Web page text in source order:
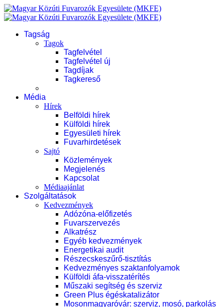
Tagság
Tagok
Tagfelvétel
Tagfelvétel új
Tagdíjak
Tagkereső
Média
Hírek
Belföldi hírek
Külföldi hírek
Egyesületi hírek
Fuvarhirdetések
Sajtó
Közlemények
Megjelenés
Kapcsolat
Médiaajánlat
Szolgáltatások
Kedvezmények
Adózóna-előfizetés
Fuvarszervezés
Alkatrész
Egyéb kedvezmények
Energetikai audit
Részecskeszűrő-tisztítás
Kedvezményes szaktanfolyamok
Külföldi áfa-visszatérítés
Műszaki segítség és szerviz
Green Plus égéskatalizátor
Mosonmagyaróvár: szerviz, mosó, parkolás